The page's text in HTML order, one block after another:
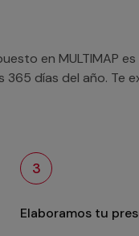
en MULTIMAP
días del año. Te
3
Elaboramos tu